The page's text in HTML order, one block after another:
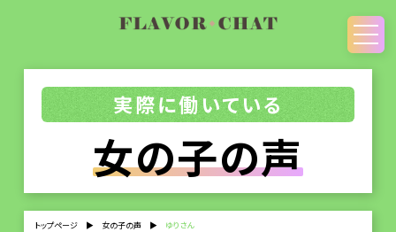
実際に働いている
女の子の声
トップページ▶ 女の子の声▶ ゆりさん